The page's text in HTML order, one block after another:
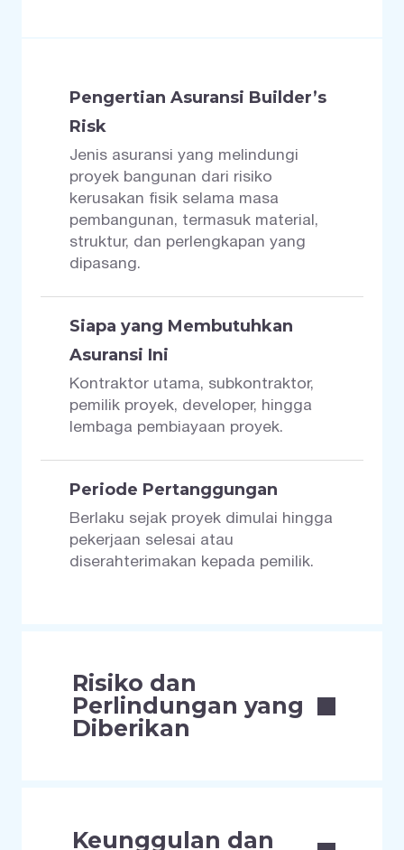
Pengertian Asuransi Builder’s
Risk
Jenis asuransi yang melindungi
proyek bangunan dari risiko
kerusakan fisik selama masa
pembangunan, termasuk material,
struktur, dan perlengkapan yang
dipasang.
Siapa yang Membutuhkan
Asuransi Ini
Kontraktor utama, subkontraktor,
pemilik proyek, developer, hingga
lembaga pembiayaan proyek.
Periode Pertanggungan
Berlaku sejak proyek dimulai hingga
pekerjaan selesai atau
diserahterimakan kepada pemilik.
Risiko dan
Perlindungan yang
Diberikan
Keunggulan dan